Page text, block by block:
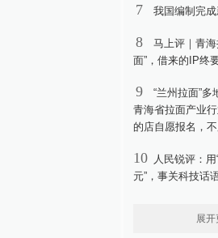
7 我国编制完
8
马上评｜青
面”，借来的IP终
9
“兰州拉面”多
青海省拉面产业
的店自愿报名，
10 人民锐评：用
元”，事关科技话
展开